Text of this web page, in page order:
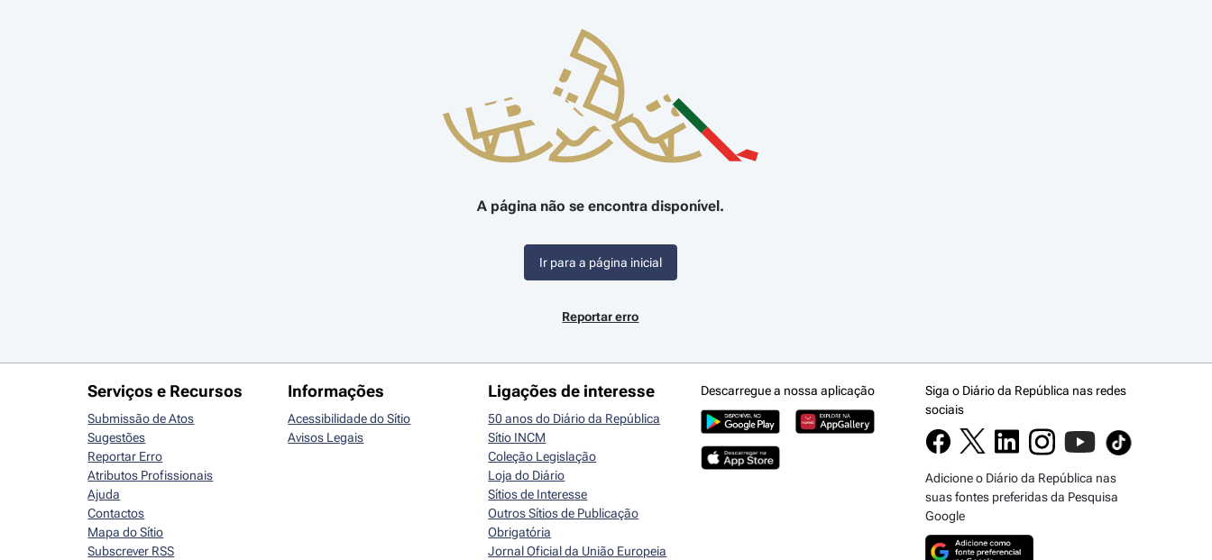
A página não se encontra disponível.
Ir para a página inicial
Reportar erro
Serviços e Recursos
Submissão de Atos
Sugestões
Reportar Erro
Atributos Profissionais
Ajuda
Contactos
Mapa do Sítio
Subscrever RSS
Informações
Acessibilidade do Sítio
Avisos Legais
Ligações de interesse
50 anos do Diário da República
Sítio INCM
Coleção Legislação
Loja do Diário
Sítios de Interesse
Outros Sítios de Publicação
Obrigatória
Jornal Oficial da União Europeia
Descarregue a nossa aplicação
Siga o Diário da República nas redes
sociais
Adicione o Diário da República nas
suas fontes preferidas da Pesquisa
Google